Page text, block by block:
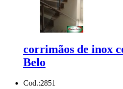
corrimãos de inox
Belo
Cod.:2851